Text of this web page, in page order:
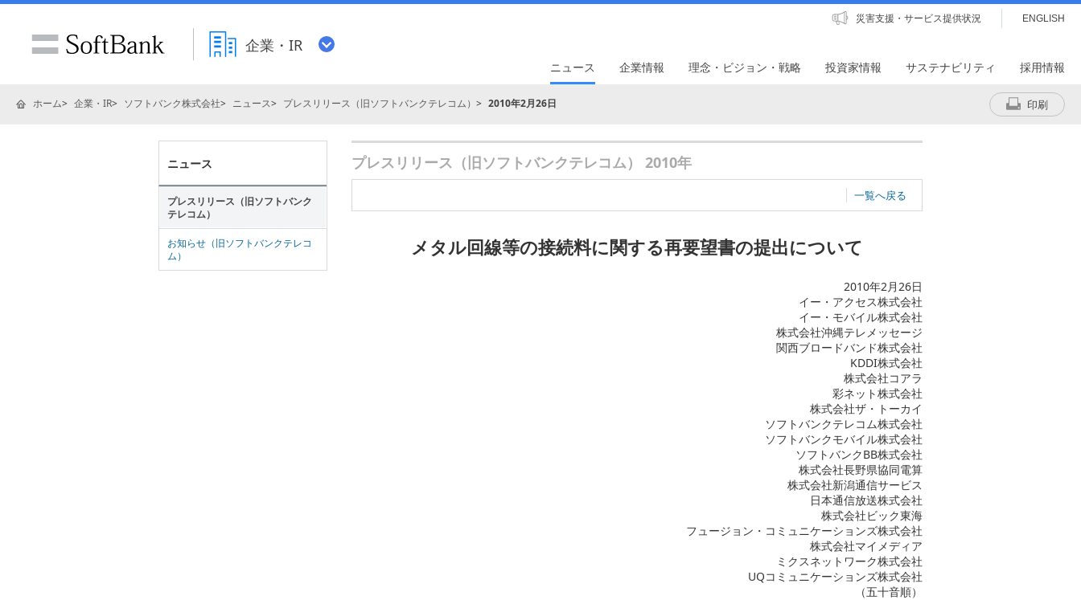
企業・IR
災害支援・サービス提供状況 ENGLISH
ニュース 企業情報 理念・ビジョン・戦略 投資家情報 サステナビリティ 採用情報
ホーム 企業・IR ソフトバンク株式会社 ニュース プレスリリース（旧ソフトバンクテレコム） 2010年2月26日 印刷
プレスリリース（旧ソフトバンクテレコム） 2010年
一覧へ戻る
メタル回線等の接続料に関する再要望書の提出について
2010年2月26日
イー・アクセス株式会社
イー・モバイル株式会社
株式会社沖縄テレメッセージ
関西ブロードバンド株式会社
KDDI株式会社
株式会社コアラ
彩ネット株式会社
株式会社ザ・トーカイ
ソフトバンクテレコム株式会社
ソフトバンクモバイル株式会社
ソフトバンクBB株式会社
株式会社長野県協同電算
株式会社新潟通信サービス
日本通信放送株式会社
株式会社ビック東海
フュージョン・コミュニケーションズ株式会社
株式会社マイメディア
ミクスネットワーク株式会社
UQコミュニケーションズ株式会社
（五十音順）
ニュース
プレスリリース（旧ソフトバンク
テレコム）
お知らせ（旧ソフトバンクテレコ
ム）